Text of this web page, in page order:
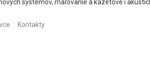
systémov, maľovanie a kazetové i
Kontakty